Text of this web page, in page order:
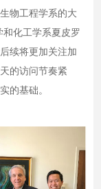
物工程学系的大
化工学系夏皮罗
续将更加关注加
的访问节奏紧
的基础。